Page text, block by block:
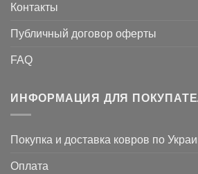
Контакты
Публичный договор оферты
FAQ
ИНФОРМАЦИЯ ДЛЯ
Покупка и доставка ковров по
Оплата